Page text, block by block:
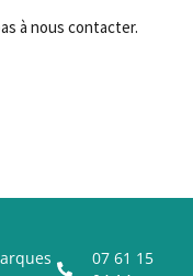
à nous contacter.
07 61 15